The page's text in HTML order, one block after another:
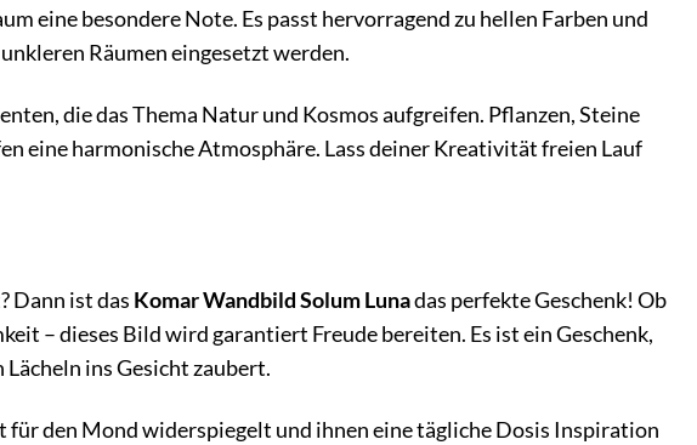
eine besondere Note. Es passt hervorragend zu hellen Farben und
Räumen eingesetzt werden.
die das Thema Natur und Kosmos aufgreifen. Pflanzen, Steine
eine harmonische Atmosphäre. Lass deiner Kreativität freien Lauf
Dann ist das Komar Wandbild Solum Lunadas perfekte Geschenk! Ob
– dieses Bild wird garantiert Freude bereiten. Es ist ein Geschenk,
Lächeln ins Gesicht zaubert.
für den Mond widerspiegelt und ihnen eine tägliche Dosis Inspiration